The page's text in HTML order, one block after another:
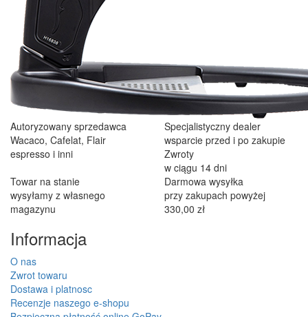
Autoryzowany sprzedawca
Wacaco, Cafelat, Flair
espresso i inni
Specjalistyczny dealer
wsparcie przed i po zakupie
Zwroty
w ciągu 14 dni
Towar na stanie
wysyłamy z własnego
magazynu
Darmowa wysyłka
przy zakupach powyżej
330,00 zł
Informacja
O nas
Zwrot towaru
Dostawa i platnosc
Recenzje naszego e-shopu